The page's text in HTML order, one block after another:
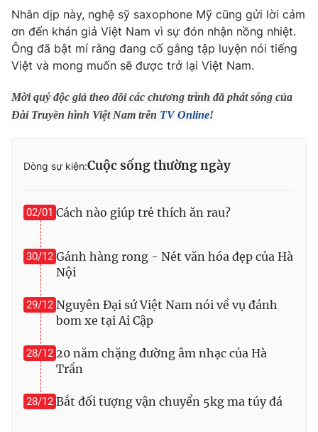
Thị trường
Tư vấn
Lịch phát sóng
Chuyên mục khác
Emagazine Podcast
VTV Money VTV Thể thao
VTV Sức khoẻ Bất động sản
Thị trường 24h Tấm lòng Việt
VTV4
VTV9
Nhân dịp này, nghệ sỹ saxophone Mỹ cũng gửi lời cảm
ơn đến khán giả Việt Nam vì sự đón nhận nồng nhiệt.
Ông đã bật mí rằng đang cố gắng tập luyện nói tiếng
Việt và mong muốn sẽ được trở lại Việt Nam.
Mời quý độc giả theo dõi các chương trình đã phát sóng của
Đài Truyền hình Việt Nam trên TV Online!
Dòng sự kiện:Cuộc sống thường ngày
02/01 Cách nào giúp trẻ thích ăn rau?
30/12 Gánh hàng rong - Nét văn hóa đẹp của Hà
Nội
29/12 Nguyên Đại sứ Việt Nam nói về vụ đánh
bom xe tại Ai Cập
28/12 20 năm chặng đường âm nhạc của Hà
Trần
28/12 Bắt đối tượng vận chuyển 5kg ma túy đá